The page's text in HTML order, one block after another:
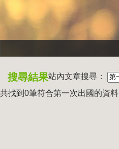
搜尋結果站內文章搜尋：
共找到0筆符合第一次出國 的資料